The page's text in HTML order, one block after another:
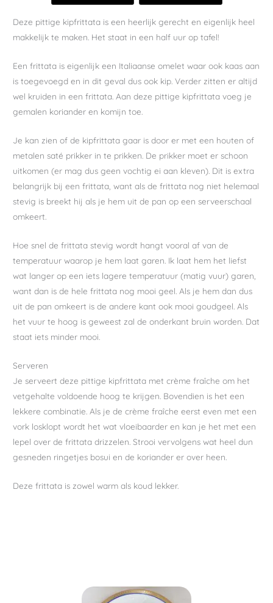
Deze pittige kipfrittata is een heerlijk gerecht en eigenlijk heel
makkelijk te maken. Het staat in een half uur op tafel!
Een frittata is eigenlijk een Italiaanse omelet waar ook kaas aan
is toegevoegd en in dit geval dus ook kip. Verder zitten er altijd
wel kruiden in een frittata. Aan deze pittige kipfrittata voeg je
gemalen koriander en komijn toe.
Je kan zien of de kipfrittata gaar is door er met een houten of
metalen saté prikker in te prikken. De prikker moet er schoon
uitkomen (er mag dus geen vochtig ei aan kleven). Dit is extra
belangrijk bij een frittata, want als de frittata nog niet helemaal
stevig is breekt hij als je hem uit de pan op een serveerschaal
omkeert.
Hoe snel de frittata stevig wordt hangt vooral af van de
temperatuur waarop je hem laat garen. Ik laat hem het liefst
wat langer op een iets lagere temperatuur (matig vuur) garen,
want dan is de hele frittata nog mooi geel. Als je hem dan dus
uit de pan omkeert is de andere kant ook mooi goudgeel. Als
het vuur te hoog is geweest zal de onderkant bruin worden. Dat
staat iets minder mooi.
Serveren
Je serveert deze pittige kipfrittata met crème fraîche om het
vetgehalte voldoende hoog te krijgen. Bovendien is het een
lekkere combinatie. Als je de crème fraîche eerst even met een
vork losklopt wordt het wat vloeibaarder en kan je het met een
lepel over de frittata drizzelen. Strooi vervolgens wat heel dun
gesneden ringetjes bosui en de koriander er over heen.
Deze frittata is zowel warm als koud lekker.